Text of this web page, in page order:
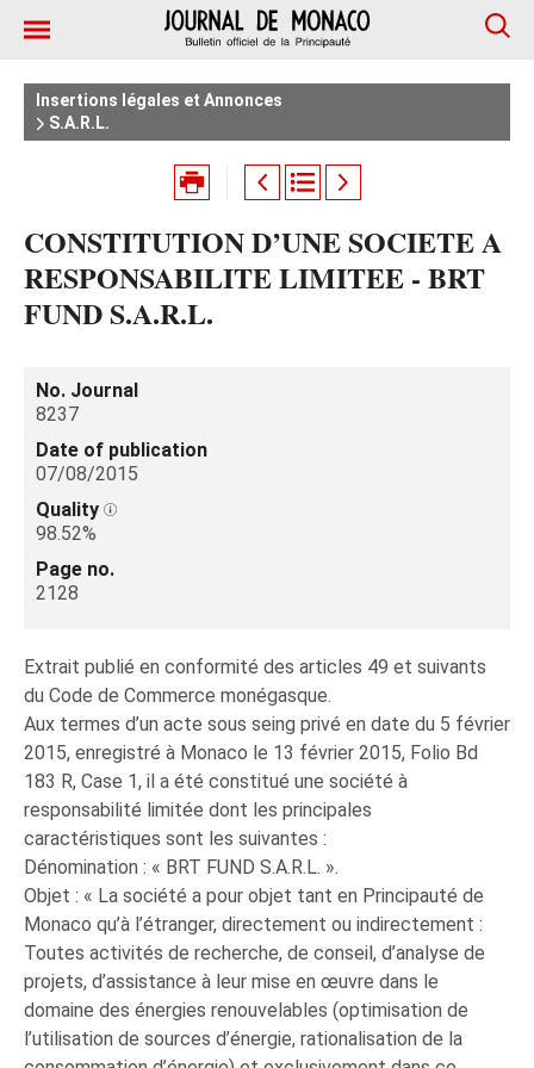
Insertions légales et Annonces
S.A.R.L.
CONSTITUTION D’UNE SOCIETE A
RESPONSABILITE LIMITEE - BRT
FUND S.A.R.L.
No. Journal
8237
Date of publication
07/08/2015
Quality
98.52%
Page no.
2128
Extrait publié en conformité des articles 49 et suivants
du Code de Commerce monégasque.
Aux termes d’un acte sous seing privé en date du 5 février
2015, enregistré à Monaco le 13 février 2015, Folio Bd
183 R, Case 1, il a été constitué une société à
responsabilité limitée dont les principales
caractéristiques sont les suivantes :
Dénomination : « BRT FUND S.A.R.L. ».
Objet : « La société a pour objet tant en Principauté de
Monaco qu’à l’étranger, directement ou indirectement :
Toutes activités de recherche, de conseil, d’analyse de
projets, d’assistance à leur mise en œuvre dans le
domaine des énergies renouvelables (optimisation de
l’utilisation de sources d’énergie, rationalisation de la